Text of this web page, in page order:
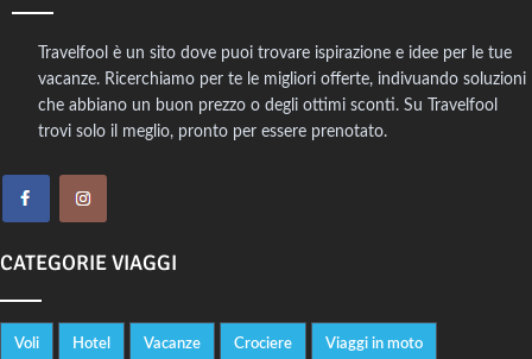
Travelfool è un sito dove puoi trovare ispirazione e idee per le tue
vacanze. Ricerchiamo per te le migliori offerte, indivuando soluzioni
che abbiano un buon prezzo o degli ottimi sconti. Su Travelfool
trovi solo il meglio, pronto per essere prenotato.
CATEGORIE VIAGGI
Voli Hotel Vacanze Crociere Viaggi in moto